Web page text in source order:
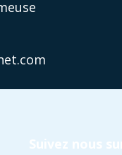
Suivez nous